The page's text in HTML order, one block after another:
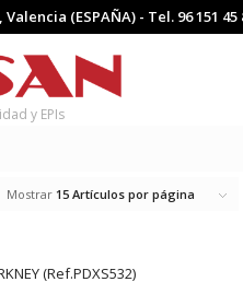
(ESPAÑA) - Tel. 96 151 45
y EPIs
Mostrar 15 Artículos por página
(Ref.PDXS532)